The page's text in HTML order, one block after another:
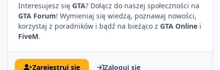
Interesujesz się GTA? Dołącz do naszej społeczności na
GTA Forum! Wymieniaj się wiedzą, poznawaj nowości,
korzystaj z poradników i bądź na bieżąco z GTA Online i
FiveM.
Zarejestruj się
Zaloguj się